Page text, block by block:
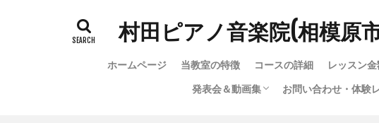
村田ピアノ音楽院(相模原
ホームページ 当教室の特徴 コースの詳細 レッスン
発表会＆動画集 お問い合わせ・体験